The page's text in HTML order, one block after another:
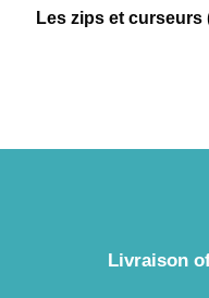
Les zips et curseurs
Livraison